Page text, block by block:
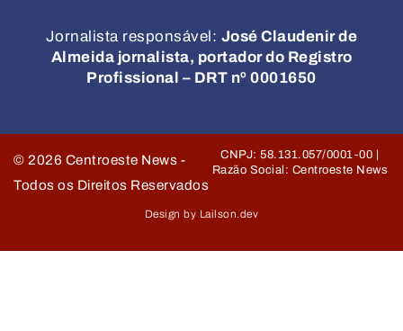
Jornalista responsável: José Claudenir de
Almeida jornalista, portador do Registro
Profissional – DRT nº 0001650
© 2026 Centroeste News -
Todos os Direitos Reservados
CNPJ: 58.131.057/0001-00 |
Razão Social: Centroeste News
Design by Lailson.dev